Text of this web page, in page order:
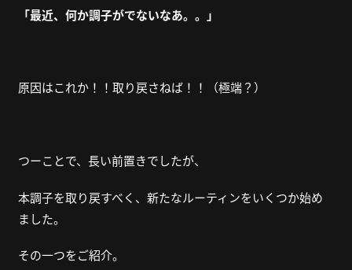
「最近、何か調子がでないなあ。。」
原因はこれか！！取り戻さねば！！（極端？）
つーことで、長い前置きでしたが、
本調子を取り戻すべく、新たなルーティンをいくつか始め
ました。
その一つをご紹介。